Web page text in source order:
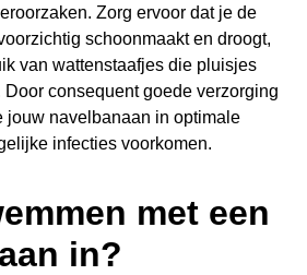
Zorg ervoor dat je de
schoonmaakt en droogt,
van wattenstaafjes die pluisjes
consequent goede verzorging
jouw navelbanaan in optimale
infecties voorkomen.
met een
in?